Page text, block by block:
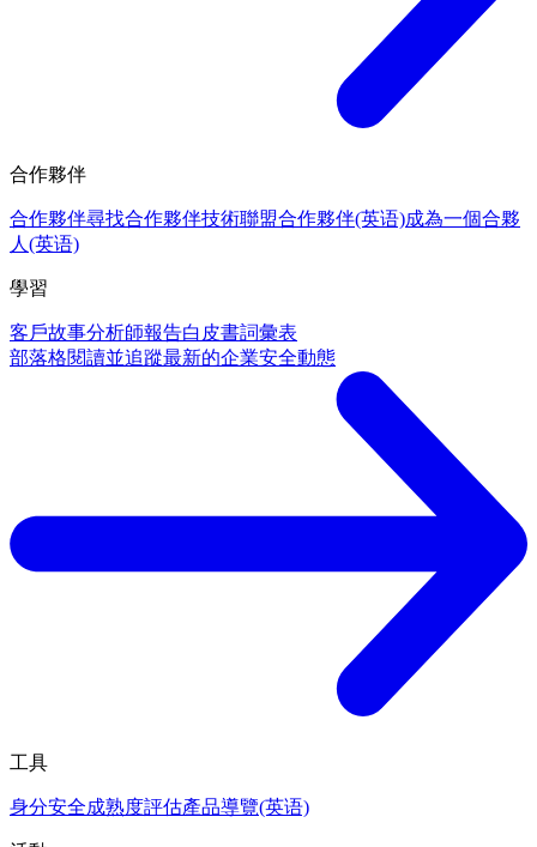
合作夥伴
合作夥伴尋找合作夥伴技術聯盟合作夥伴(英语)成為一個合夥
人(英语)
學習
客戶故事分析師報告白皮書詞彙表
部落格閱讀並追蹤最新的企業安全動態
工具
身分安全成熟度評估產品導覽(英语)